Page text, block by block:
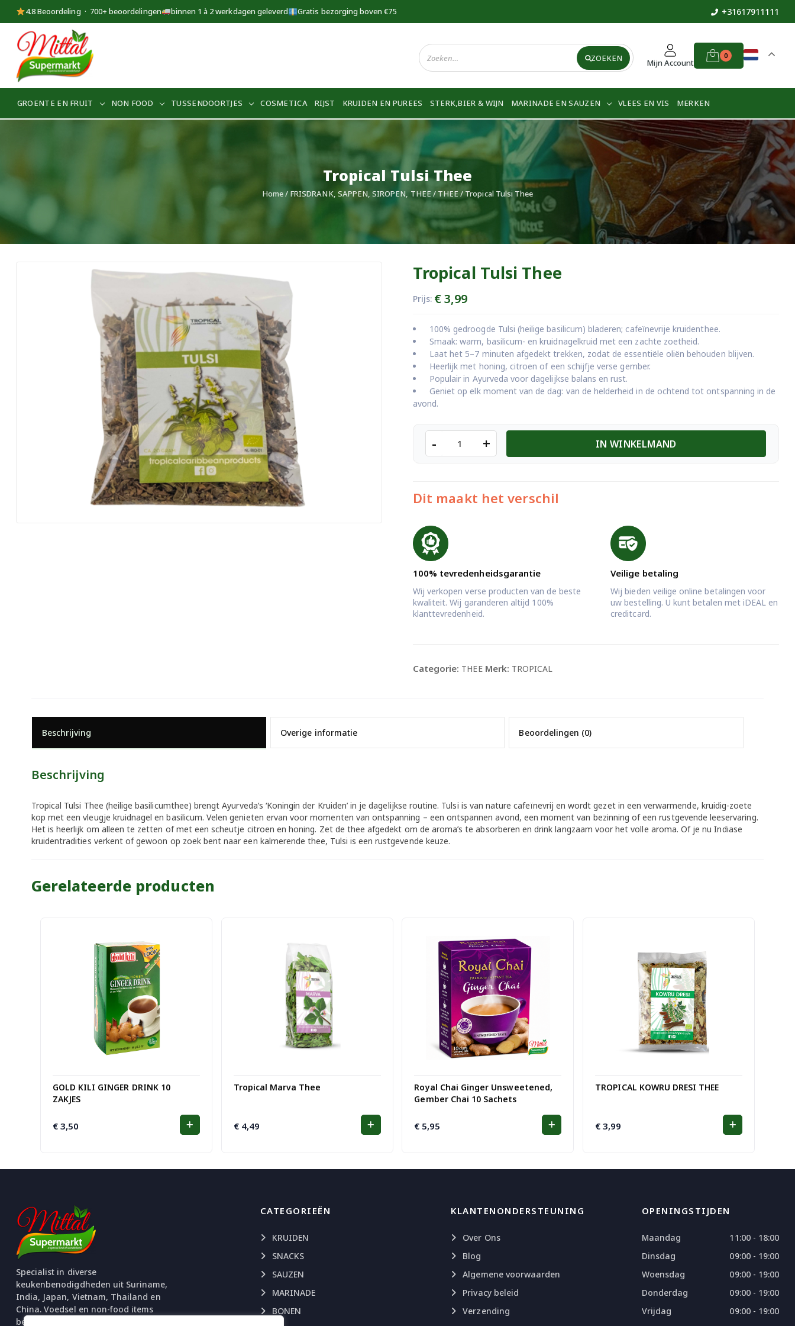
4.8 Beoordeling · 700+ beoordelingen binnen 1 à 2 werkdagen geleverd Gratis bezorging boven €75 +31617911111
Supermarkt
Mittal
ZOEKEN Mijn Account
0
GROENTE EN FRUIT NON FOOD TUSSENDOORTJES COSMETICA RIJST KRUIDEN EN PUREES STERK,BIER & WIJN MARINADE EN SAUZEN VLEES EN VIS MERKEN
Tropical Tulsi Thee
Home/ FRISDRANK, SAPPEN, SIROPEN, THEE / THEE / Tropical Tulsi Thee
Tropical Tulsi Thee
Prijs: €3,99
100% gedroogde Tulsi (heilige basilicum) bladeren; cafeïnevrije kruidenthee.
Smaak: warm, basilicum- en kruidnagelkruid met een zachte zoetheid.
Laat het 5–7 minuten afgedekt trekken, zodat de essentiële oliën behouden blijven.
Heerlijk met honing, citroen of een schijfje verse gember.
Populair in Ayurveda voor dagelijkse balans en rust.
Geniet op elk moment van de dag: van de helderheid in de ochtend tot ontspanning in de
avond.
Tulsi
- + IN WINKELMAND
Dit maakt het verschil
100% tevredenheidsgarantie
Wij verkopen verse producten van de beste
kwaliteit. Wij garanderen altijd 100%
klanttevredenheid.
Veilige betaling
Wij bieden veilige online betalingen voor
uw bestelling. U kunt betalen met iDEAL en
creditcard.
Categorie: THEE Merk: TROPICAL
Beschrijving Overige informatie Beoordelingen (0)
Beschrijving
Tropical Tulsi Thee (heilige basilicumthee) brengt Ayurveda’s ‘Koningin der Kruiden’ in je dagelijkse routine. Tulsi is van nature cafeïnevrij en wordt gezet in een verwarmende, kruidig-zoete
kop met een vleugje kruidnagel en basilicum. Velen genieten ervan voor momenten van ontspanning – een ontspannen avond, een moment van bezinning of een rustgevende leeservaring.
Het is heerlijk om alleen te zetten of met een scheutje citroen en honing. Zet de thee afgedekt om de aroma’s te absorberen en drink langzaam voor het volle aroma. Of je nu Indiase
kruidentradities verkent of gewoon op zoek bent naar een kalmerende thee, Tulsi is een rustgevende keuze.
Gerelateerde producten
GOLD KILI GINGER DRINK 10
ZAKJES
€3,50
Tropical Marva Thee
€4,49
Royal Chai Ginger Unsweetened,
Gember Chai 10 Sachets
€ 5,95
TROPICAL KOWRU DRESI THEE
€ 3,99
Specialist in diverse
keukenbenodigdheden uit Suriname,
India, Japan, Vietnam, Thailand en
China. Voedsel en non-food items
beschikbaar. Uitgebreide selectie
CATEGORIEËN
KRUIDEN
SNACKS
SAUZEN
MARINADE
BONEN
KLANTENONDERSTEUNING
Over Ons
Blog
Algemene voorwaarden
Privacy beleid
Verzending
OPENINGSTIJDEN
Maandag
11:00 - 18:00
Dinsdag
09:00 - 19:00
Woensdag
09:00 - 19:00
Donderdag
09:00 - 19:00
Vrijdag
09:00 - 19:00